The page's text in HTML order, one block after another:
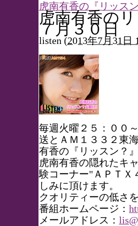
虎南有香の『リッス
虎南有香の
７月３０日
listen (2013年7月31日
毎週火曜２５：００
送とＡＭ１３３２東
有香の『リッスン？
虎南有香の隠れたキ
験コーナー"ＡＰＴＸ
しみに頂けます。
クオリティーの低さ
番組ホームページ：
メールアドレス：